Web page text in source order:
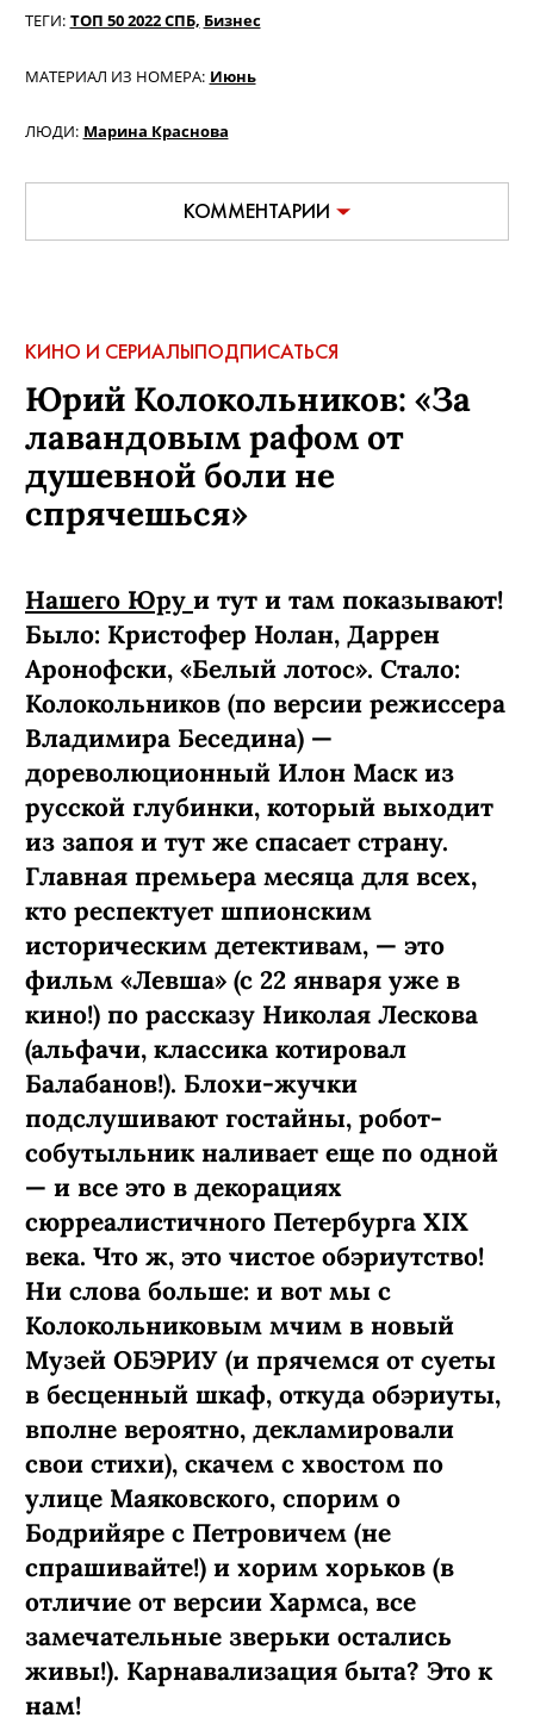
ТЕГИ: ТОП 50 2022 СПБ, Бизнес
МАТЕРИАЛ ИЗ НОМЕРА: Июнь
ЛЮДИ: Марина Краснова
КОММЕНТАРИИ
КИНО И СЕРИАЛЫПОДПИСАТЬСЯ
Юрий Колокольников: «За
лавандовым рафом от
душевной боли не
спрячешься»
Нашего Юру и тут и там показывают!
Было: Кристофер Нолан, Даррен
Аронофски, «Белый лотос». Стало:
Колокольников (по версии режиссера
Владимира Беседина) —
дореволюционный Илон Маск из
русской глубинки, который выходит
из запоя и тут же спасает страну.
Главная премьера месяца для всех,
кто респектует шпионским
историческим детективам, — это
фильм «Левша» (с 22 января уже в
кино!) по рассказу Николая Лескова
(альфачи, классика котировал
Балабанов!). Блохи-жучки
подслушивают гостайны, робот-
собутыльник наливает еще по одной
— и все это в декорациях
сюрреалистичного Петербурга XIX
века. Что ж, это чистое обэриутство!
Ни слова больше: и вот мы с
Колокольниковым мчим в новый
Музей ОБЭРИУ (и прячемся от суеты
в бесценный шкаф, откуда обэриуты,
вполне вероятно, декламировали
свои стихи), скачем с хвостом по
улице Маяковского, спорим о
Бодрийяре с Петровичем (не
спрашивайте!) и хорим хорьков (в
отличие от версии Хармса, все
замечательные зверьки остались
живы!). Карнавализация быта? Это к
нам!